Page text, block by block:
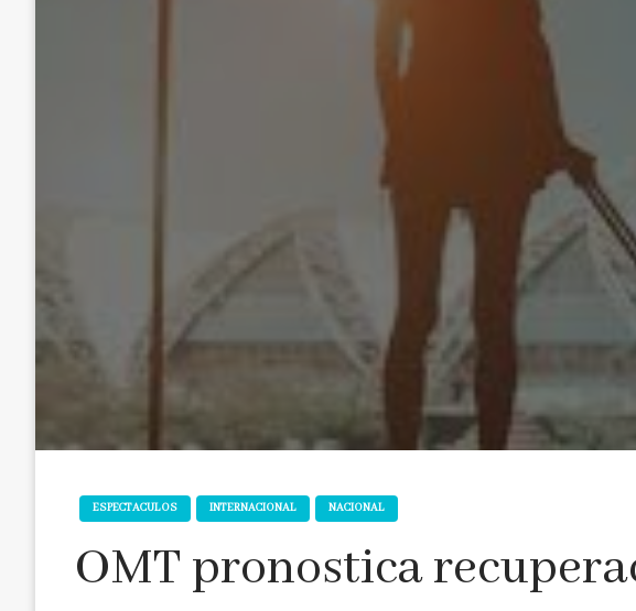
ESPECTACULOS INTERNACIONAL NACIONAL
OMT pronostica